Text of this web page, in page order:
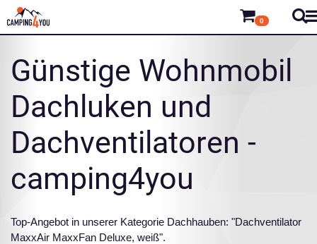
0
Günstige Wohnmobil
Dachluken und
Dachventilatoren -
camping4you
Top-Angebot in unserer Kategorie Dachhauben: "Dachventilator
MaxxAir MaxxFan Deluxe, weiß".